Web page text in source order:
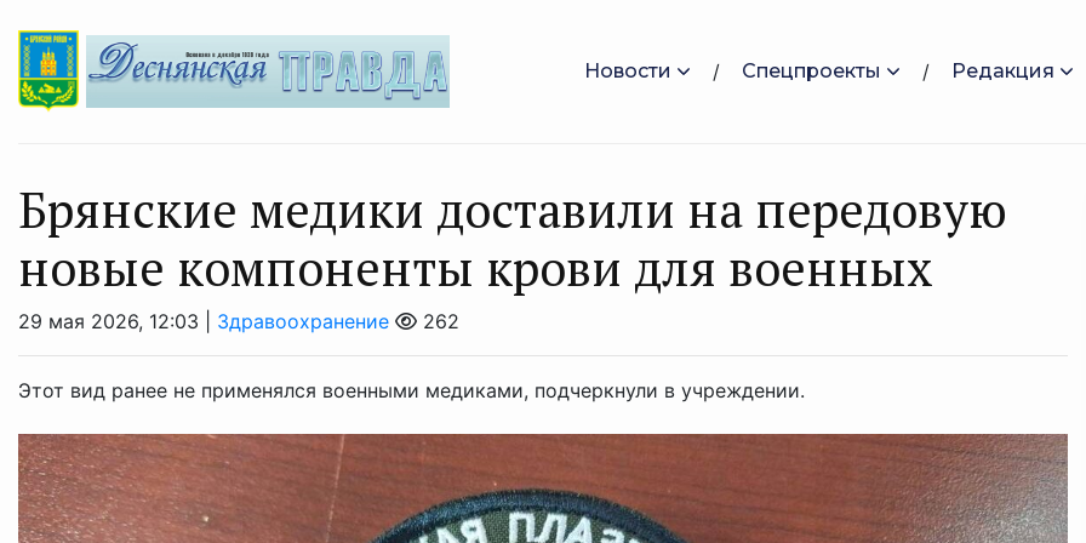
Новости Спецпроекты Редакция
Брянские медики доставили на передовую
новые компоненты крови для военных
29 мая 2026, 12:03 | Здравоохранение 262
Этот вид ранее не применялся военными медиками, подчеркнули в учреждении.